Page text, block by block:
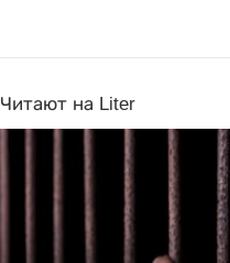
Читают на Liter